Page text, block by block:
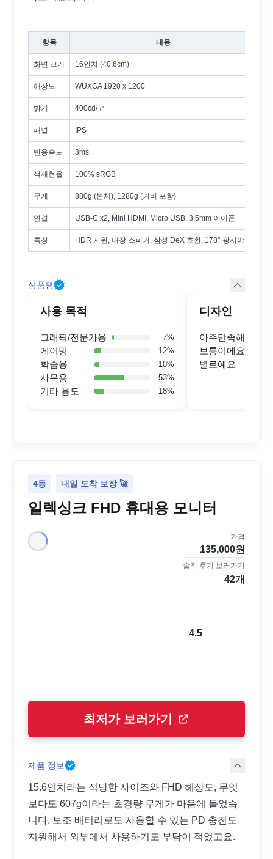
항목 내용
화면 크기 16인치 (40.6cm)
해상도 WUXGA 1920 x 1200
밝기 400cd/㎡
패널 IPS
반응속도 3ms
색재현율 100% sRGB
무게 880g (본체), 1280g (커버 포함)
연결 USB-C x2, Mini HDMI, Micro USB, 3.5mm 이어폰
특징 HDR 지원, 내장 스피커, 삼성 DeX 호환, 178° 광시야각
상품평
사용 목적
그래픽/전문가용 7%
게이밍 12%
학습용 10%
사무용 53%
기타 용도 18%
디자인
아주만족해요
보통이에요
별로예요
4등 내일 도착 보장 🚀
일렉싱크 FHD 휴대용 모니터
가격
135,000원
솔직 후기 보러가기
42개
4.5
최저가 보러가기
제품 정보
15.6인치라는 적당한 사이즈와 FHD 해상도, 무엇
보다도 607g이라는 초경량 무게가 마음에 들었습
니다. 보조 배터리로도 사용할 수 있는 PD 충전도
지원해서 외부에서 사용하기도 부담이 적었고요.